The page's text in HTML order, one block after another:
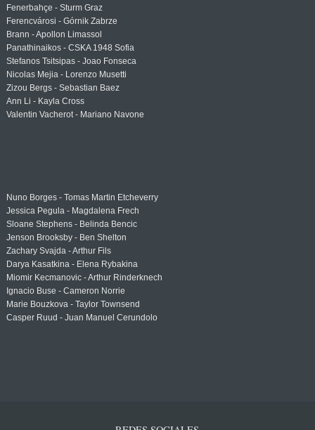
Fenerbahçe - Sturm Graz
Ferencvárosi - Górnik Zabrze
Brann - Apollon Limassol
Panathinaikos - CSKA 1948 Sofia
Stefanos Tsitsipas - Joao Fonseca
Nicolas Mejia - Lorenzo Musetti
Zizou Bergs - Sebastian Baez
Ann Li - Kayla Cross
Valentin Vacherot - Mariano Navone
Nuno Borges - Tomas Martin Etcheverry
Jessica Pegula - Magdalena Frech
Sloane Stephens - Belinda Bencic
Jenson Brooksby - Ben Shelton
Zachary Svajda - Arthur Fils
Darya Kasatkina - Elena Rybakina
Miomir Kecmanovic - Arthur Rinderknech
Ignacio Buse - Cameron Norrie
Marie Bouzkova - Taylor Townsend
Casper Ruud - Juan Manuel Cerundolo